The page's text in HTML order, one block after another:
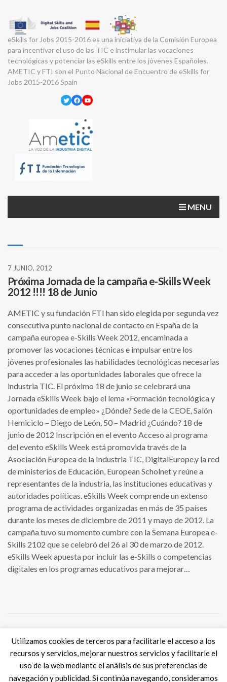
eSkills for Jobs 2015-2016 es una iniciativa de la Comisión Europea
para incentivar el uso de las TIC e instimular las vocaciones
tecnológicas y potenciar las eSkills entre los jóvenes Españoles.
AMETIC y FTI son el Punto Nacional de Encuentro de eSkills for
Jobs 2015-2016 Spain
Twitter
Facebook
YouTube
MENU
7 JUNIO, 2012
Próxima Jornada de la campaña e-Skills Week
2012 !!!! 18 de Junio
AMETIC y su fundación FTI han sido elegida por segunda vez
consecutiva punto nacional de contacto en España de la
campaña europea e-Skills Week 2012, encaminada a
promover las vocaciones técnicas e impulsar entre los
jóvenes profesionales las habilidades tecnológicas necesarias
para acceder a las oportunidades laborales que ofrece la
industria TIC. El próximo 18 de junio se celebrará una
Jornada eSkills Week bajo el lema «Formación tecnológica y
oportunidades de empleo» ¿Dónde? Sede de la CEOE, Salón
Hemiciclo – Diego de León, 50 – Madrid ¿Cuándo? 18 de
junio de 2012 Inscripción en el evento Acceso al programa
del evento eSkills Week está promovida través de la
Asociación Europea de la Industria TIC, DigitalEurope,y la red
de ministerios de Educación, European Scholnet y reúne a
representantes de la industria, las instituciones educativas y
autoridades políticas. eSkills Week comprende un extenso
programa de actividades organizadas en más de 35 países
durante los meses de diciembre de 2011 y mayo de 2012. La
campaña tuvo su momento cumbre con la Semana Europea e-
Skills 2102 que se celebró del 26 al 30 de marzo de 2012.
eSkills Week apuesta por incluir las e-Skills o competencias
digitales en los programas educativos para mejorar…
Tweets por @eSkills4Jobs
Utilizamos cookies de terceros para facilitarle el acceso a los
recursos y servicios, mejorar nuestros servicios y facilitarle el
uso de la web mediante el análisis de sus preferencias de
navegación y publicidad. Si continúa navegando, consideramos